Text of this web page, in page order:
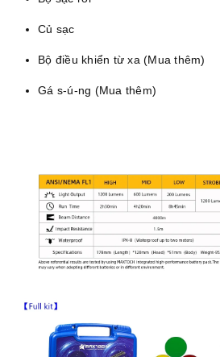
Củ sạc
Bộ điều khiển từ xa (Mua thêm)
Gá s-ú-ng (Mua thêm)